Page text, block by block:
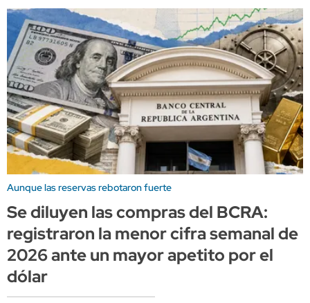
Aunque las reservas rebotaron fuerte
Se diluyen las compras del BCRA:
registraron la menor cifra semanal de
2026 ante un mayor apetito por el
dólar